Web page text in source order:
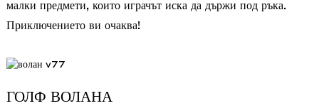
малки предмети, които играчът иска да държи под ръка.
Приключението ви очаква!
ГОЛФ ВОЛАНА